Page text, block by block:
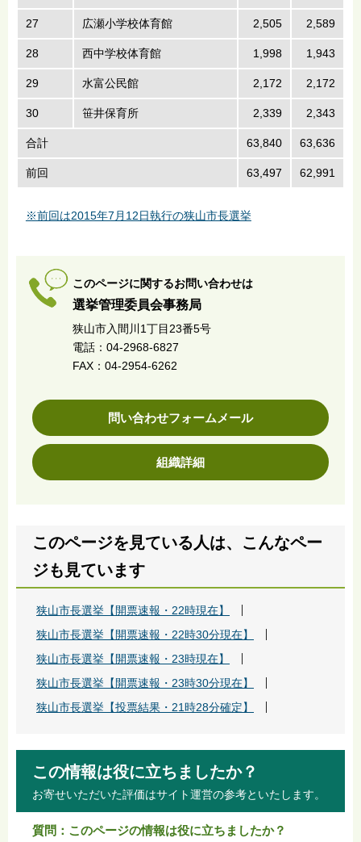
27 広瀬小学校体育館 2,505 2,589
28 西中学校体育館 1,998 1,943
29 水富公民館 2,172 2,172
30 笹井保育所 2,339 2,343
合計 63,840 63,636
前回 63,497 62,991
※前回は2015年7月12日執行の狭山市長選挙
このページに関するお問い合わせは
選挙管理委員会事務局
狭山市入間川1丁目23番5号
電話：04-2968-6827
FAX：04-2954-6262
問い合わせフォームメール
組織詳細
このページを見ている人は、こんなペー
ジも見ています
狭山市長選挙【開票速報・22時現在】
狭山市長選挙【開票速報・22時30分現在】
狭山市長選挙【開票速報・23時現在】
狭山市長選挙【開票速報・23時30分現在】
狭山市長選挙【投票結果・21時28分確定】
この情報は役に立ちましたか？
お寄せいただいた評価はサイト運営の参考といたします。
質問：このページの情報は役に立ちましたか？